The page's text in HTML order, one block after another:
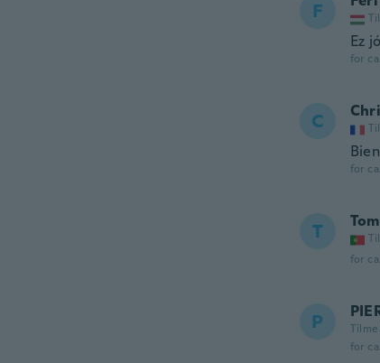
F
Ez
for
C
for
T
for
P
for